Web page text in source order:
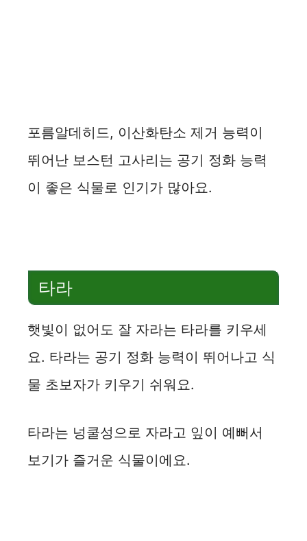
포름알데히드, 이산화탄소 제거 능력이
뛰어난 보스턴 고사리는 공기 정화 능력
이 좋은 식물로 인기가 많아요.
타라
햇빛이 없어도 잘 자라는 타라를 키우세
요. 타라는 공기 정화 능력이 뛰어나고 식
물 초보자가 키우기 쉬워요.
타라는 넝쿨성으로 자라고 잎이 예뻐서
보기가 즐거운 식물이에요.